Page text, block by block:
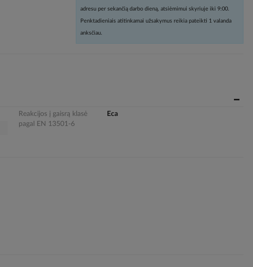
adresu per sekančią darbo dieną, atsiėmimui skyriuje iki 9:00.
Penktadieniais atitinkamai užsakymus reikia pateikti 1 valanda
anksčiau.
Reakcijos į gaisrą klasė
pagal EN 13501-6
Eca